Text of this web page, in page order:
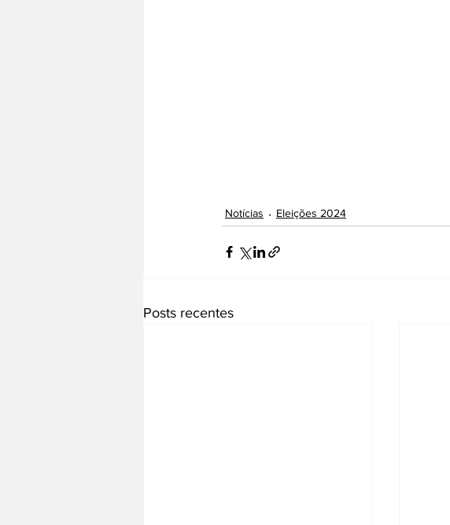
Notícias Eleições 2024
Posts recentes